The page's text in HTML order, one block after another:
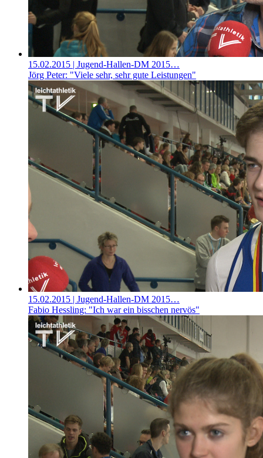
15.02.2015 | Jugend-Hallen-DM 2015…
Jörg Peter: "Viele sehr, sehr gute Leistungen"
15.02.2015 | Jugend-Hallen-DM 2015…
Fabio Hessling: "Ich war ein bisschen nervös"